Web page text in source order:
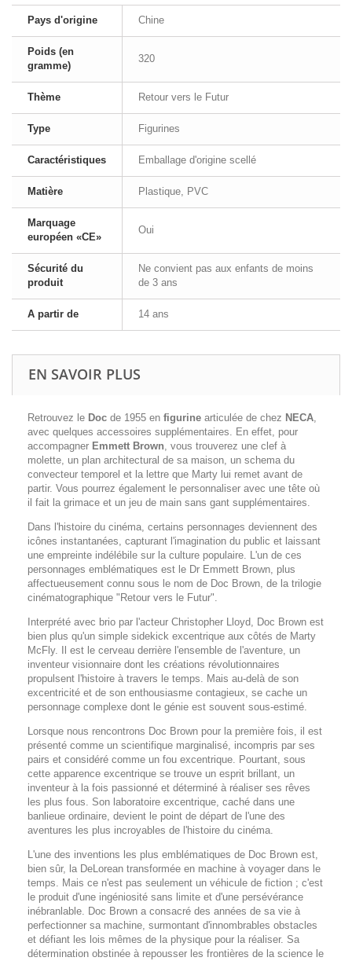
Pays d'origine Chine
Poids (en
gramme)
320
Thème Retour vers le Futur
Type Figurines
Caractéristiques Emballage d'origine scellé
Matière Plastique, PVC
Marquage
européen «CE»
Oui
Sécurité du
produit
Ne convient pas aux enfants de moins
de 3 ans
A partir de 14 ans
EN SAVOIR PLUS
Retrouvez le Doc de 1955 en figurine articulée de chez NECA,
avec quelques accessoires supplémentaires. En effet, pour
accompagner Emmett Brown, vous trouverez une clef à
molette, un plan architectural de sa maison, un schema du
convecteur temporel et la lettre que Marty lui remet avant de
partir. Vous pourrez également le personnaliser avec une tête où
il fait la grimace et un jeu de main sans gant supplémentaires.
Dans l'histoire du cinéma, certains personnages deviennent des
icônes instantanées, capturant l'imagination du public et laissant
une empreinte indélébile sur la culture populaire. L'un de ces
personnages emblématiques est le Dr Emmett Brown, plus
affectueusement connu sous le nom de Doc Brown, de la trilogie
cinématographique "Retour vers le Futur".
Interprété avec brio par l'acteur Christopher Lloyd, Doc Brown est
bien plus qu'un simple sidekick excentrique aux côtés de Marty
McFly. Il est le cerveau derrière l'ensemble de l'aventure, un
inventeur visionnaire dont les créations révolutionnaires
propulsent l'histoire à travers le temps. Mais au-delà de son
excentricité et de son enthousiasme contagieux, se cache un
personnage complexe dont le génie est souvent sous-estimé.
Lorsque nous rencontrons Doc Brown pour la première fois, il est
présenté comme un scientifique marginalisé, incompris par ses
pairs et considéré comme un fou excentrique. Pourtant, sous
cette apparence excentrique se trouve un esprit brillant, un
inventeur à la fois passionné et déterminé à réaliser ses rêves
les plus fous. Son laboratoire excentrique, caché dans une
banlieue ordinaire, devient le point de départ de l'une des
aventures les plus incroyables de l'histoire du cinéma.
L'une des inventions les plus emblématiques de Doc Brown est,
bien sûr, la DeLorean transformée en machine à voyager dans le
temps. Mais ce n'est pas seulement un véhicule de fiction ; c'est
le produit d'une ingéniosité sans limite et d'une persévérance
inébranlable. Doc Brown a consacré des années de sa vie à
perfectionner sa machine, surmontant d'innombrables obstacles
et défiant les lois mêmes de la physique pour la réaliser. Sa
détermination obstinée à repousser les frontières de la science le